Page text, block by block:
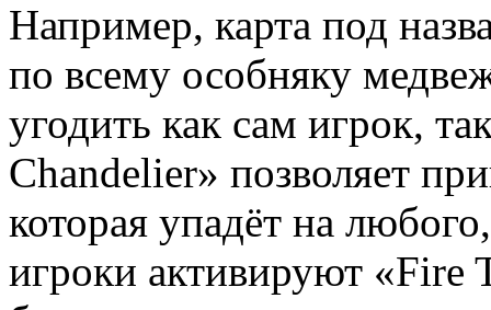
Например, карта под
по всему особняку
угодить как сам игрок,
Chandelier» позволяет
которая упадёт на
игроки активируют «Fire